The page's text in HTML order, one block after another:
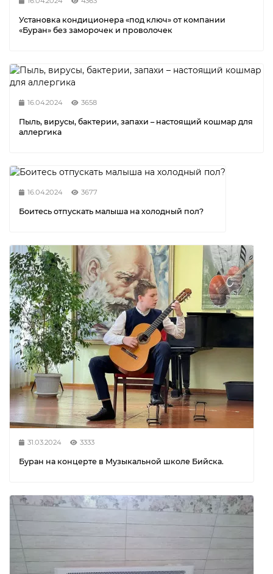
Установка кондиционера «под ключ» от компании
«Буран» без заморочек и проволочек
16.04.2024 3658
Пыль, вирусы, бактерии, запахи – настоящий кошмар для
аллергика
16.04.2024 3677
Боитесь отпускать малыша на холодный пол?
31.03.2024 3333
Буран на концерте в Музыкальной школе Бийска.